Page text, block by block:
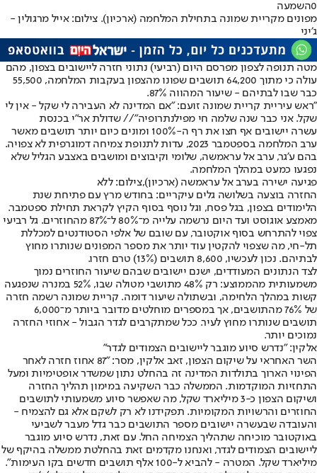
0השמעה
מפונים מקריית שמונה בתחילת המלחמה (ארכיון). צילום: אייל מרגולין -
ג׳יני
מטה תנופה לצפון מפרסם היום (רביעי) נתוני חזרה ליישובים בצפון, מהם
עולה כי מתוך 64,200 תושבים שפונו מהצפון בעקבות המלחמה, 55,500
כבר שבו לבתיהם - שיעור המהווה 87%.
"ראש עיריית קריית שמונה זועם: "אם המדינה לא העבירה לי שקל - אין לי
שקל. אני כבר שנה שלמה חי מפילנתרופיה"// שדולת אר"י בכנסת
עשרה יישובים אף חצו את רף ה-100% ומונים כיום יותר תושבים מאשר
ערב המלחמה בספטמבר 2023, עדות לתנופת צמיחה דמוגרפית לא צפויה.
בהם ע'גר, ערב אל עראמשה, שלומי וקיבוצים ומושבים באצבע הגליל שלא
נפגעו כמעט במהלך המלחמה.
פגיעה ישירה בערב אל עראמשה (ארכיון),צילום: ללא
החזרה בוצעה בשלושה גלים עיקריים: בחודש מרץ עם פתיחת שנת
הלימודים בצפון, בגל פסח, וגל נוסף בסוף הקיץ לקראת תחילת ספטמבר.
מאמצע אוגוסט ועד היום נרשמה עלייה מ־80% ל־87% מהחוזרים. גל רביעי
צפוי להתרחש בסוף אוקטובר, עם שובם של אלפי הסטודנטים למכללת
תל-חי, מה שצפוי להקטין עוד יותר את מספר המפונים שנותרו מחוץ
לבתיהם. נכון לעכשיו, 8,600 תושבים (13%) טרם חזרו.
לצד הנתונים המעודדים, ישנם יישובים שבהם שיעור החוזרים נמוך
משמעותית מהממוצע: רק 48% מתושבי מטולה שבו, 52% במנרה שנפגעה
קשות במהלך הלחימה, ובשתולה שיעור דומה. קריית שמונה רשמה חזרה
של 76% מהתושבים, אך במספרים מוחלטים מדובר ביותר מ־6,000
תושבים שנותרו מחוץ לעיר. ככל שמתקרבים לגדר הגבול - אחוזי החזרה
נמוכים יותר.
אלקין: "נדרש סיוע מוגבר ליישובים הצמודים לגדר"
השר האחראי על שיקום הצפון, זאב אלקין, מסר: "87 אחוז חזרה לאחר
הפינוי הארוך בתולדות המדינה זה בהחלט נתון שמשדר אופטימיות ומעל
התחזיות המוקדמות. הממשלה כבר השקיעה במימון תהליך החזרה
ושיקום הצפון כ-3 מיליארד שקל, מה שאפשר סיוע משמעותי לתושבים
החוזרים והרשויות המקומיות. תפקידנו לא רק לשקם אלא גם להצמיח -
והעובדה שבעשרה יישובים מספר התושבים כבר גדל מעבר לשביעי
באוקטובר מוכיחה שתהליך הצמיחה החל. עם זאת, נדרש סיוע מוגבר
ליישובים הצמודים לגדר, ואנחנו מקדמים זאת בהחלטת ממשלה בהיקף של
מיליארד שקל. המטרה - להביא ל-100 אלף תושבים חדשים בקו העימות".